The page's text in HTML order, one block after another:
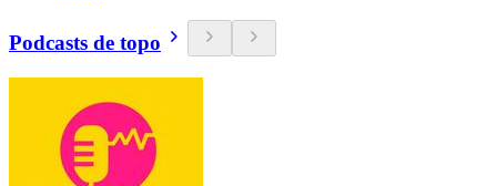
Podcasts de topo